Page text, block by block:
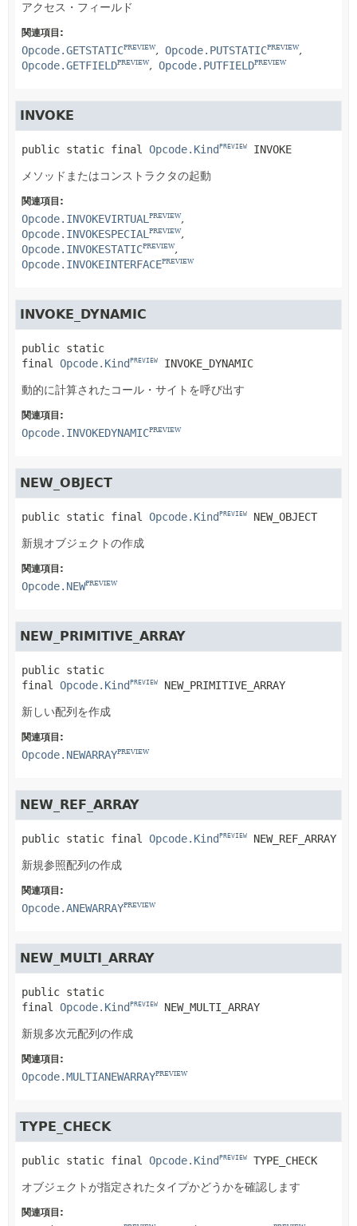
アクセス・フィールド
関連項目:
Opcode.GETSTATICPREVIEW Opcode.PUTSTATICPREVIEW
Opcode.GETFIELDPREVIEW Opcode.PUTFIELDPREVIEW
INVOKE
public static final Opcode.Kind PREVIEW INVOKE
メソッドまたはコンストラクタの起動
関連項目:
Opcode.INVOKEVIRTUALPREVIEW
Opcode.INVOKESPECIALPREVIEW
Opcode.INVOKESTATICPREVIEW
Opcode.INVOKEINTERFACEPREVIEW
INVOKE_DYNAMIC
public static
final Opcode.Kind PREVIEW INVOKE_DYNAMIC
動的に計算されたコール・サイトを呼び出す
関連項目:
Opcode.INVOKEDYNAMICPREVIEW
NEW_OBJECT
public static final Opcode.Kind PREVIEW NEW_OBJECT
新規オブジェクトの作成
関連項目:
Opcode.NEWPREVIEW
NEW_PRIMITIVE_ARRAY
public static
final Opcode.Kind PREVIEW NEW_PRIMITIVE_ARRAY
新しい配列を作成
関連項目:
Opcode.NEWARRAYPREVIEW
NEW_REF_ARRAY
public static final Opcode.Kind PREVIEW NEW_REF_ARRAY
新規参照配列の作成
関連項目:
Opcode.ANEWARRAYPREVIEW
NEW_MULTI_ARRAY
public static
final Opcode.Kind PREVIEW NEW_MULTI_ARRAY
新規多次元配列の作成
関連項目:
Opcode.MULTIANEWARRAYPREVIEW
TYPE_CHECK
public static final Opcode.Kind PREVIEW TYPE_CHECK
オブジェクトが指定されたタイプかどうかを確認します
関連項目: